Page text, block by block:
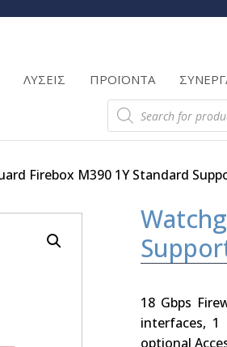
ΛΥΣΕΙΣ ΠΡΟΪΟΝΤΑ
Products
search
Firebox M390 1Y Standard
18 Gbps
interfaces, 1
optional